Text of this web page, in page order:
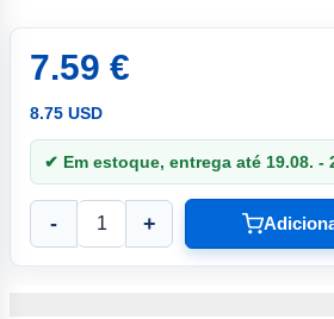
7.59 €
8.75 USD
✔ Em estoque, entrega até 19.08. -
- +